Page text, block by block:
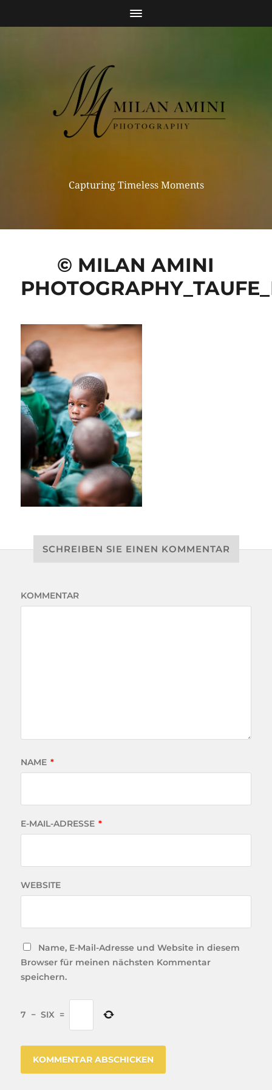
Capturing Timeless Moments
© MILAN AMINI
SCHREIBEN SIE EINEN KOMMENTAR
KOMMENTAR
NAME *
E-MAIL-ADRESSE *
WEBSITE
Name, E-Mail-Adresse und Website in diesem
Browser für meinen nächsten Kommentar
speichern.
7 − SIX =